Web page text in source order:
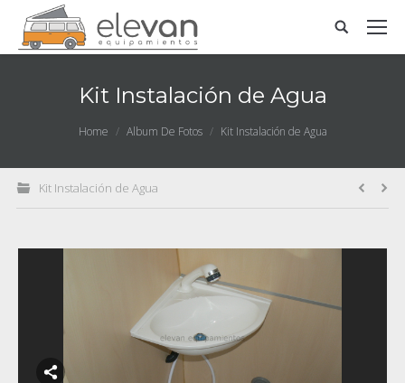
Kit Instalación de Agua
You are here:Home Album De Fotos Kit Instalación de Agua
Kit Instalación de Agua